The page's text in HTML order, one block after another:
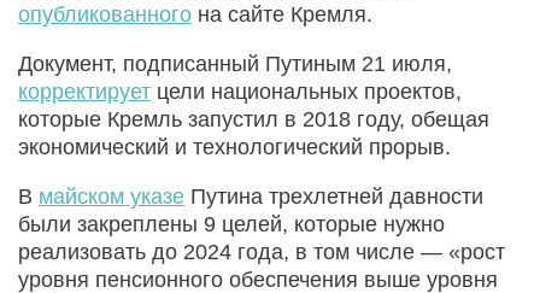
опубликованного на сайте Кремля.
Документ, подписанный Путиным 21 июля,
корректирует цели национальных проектов,
которые Кремль запустил в 2018 году, обещая
экономический и технологический прорыв.
В майском указе Путина трехлетней давности
были закреплены 9 целей, которые нужно
реализовать до 2024 года, в том числе — «рост
уровня пенсионного обеспечения выше уровня